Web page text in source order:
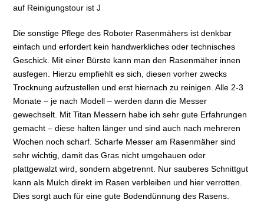
auf Reinigungstour ist J
Die sonstige Pflege des Roboter Rasenmähers ist denkbar
einfach und erfordert kein handwerkliches oder technisches
Geschick. Mit einer Bürste kann man den Rasenmäher innen
ausfegen. Hierzu empfiehlt es sich, diesen vorher zwecks
Trocknung aufzustellen und erst hiernach zu reinigen. Alle 2-3
Monate – je nach Modell – werden dann die Messer
gewechselt. Mit Titan Messern habe ich sehr gute Erfahrungen
gemacht – diese halten länger und sind auch nach mehreren
Wochen noch scharf. Scharfe Messer am Rasenmäher sind
sehr wichtig, damit das Gras nicht umgehauen oder
plattgewalzt wird, sondern abgetrennt. Nur sauberes Schnittgut
kann als Mulch direkt im Rasen verbleiben und hier verrotten.
Dies sorgt auch für eine gute Bodendünnung des Rasens.